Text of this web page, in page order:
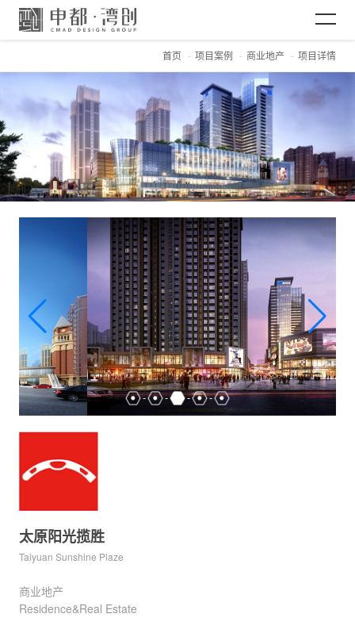
网站首页
关于CMAD
项目案例
首页 项目案例 商业地产 项目详情
太原阳光揽胜
Taiyuan Sunshine Plaze
商业地产
Residence&Real Estate